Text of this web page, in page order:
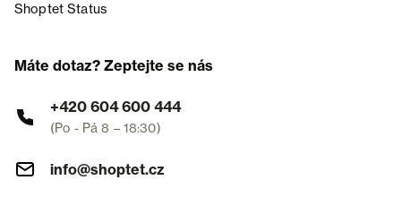
Shoptet Status
Máte dotaz? Zeptejte se nás
+420 604 600 444
(Po - Pá 8 – 18:30)
info@shoptet.cz